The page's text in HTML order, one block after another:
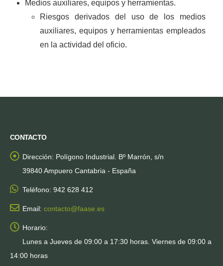
Medios auxiliares, equipos y herramientas.
Riesgos derivados del uso de los medios
auxiliares, equipos y herramientas empleados
en la actividad del oficio.
CONTACTO
Dirección: Polígono Industrial. Bº Marrón, s/n
39840 Ampuero Cantabria - España
Teléfono: 942 628 412
Email: contacto@faase.es
Horario:
Lunes a Jueves de 09:00 a 17:30 horas. Viernes de 09:00 a
14:00 horas